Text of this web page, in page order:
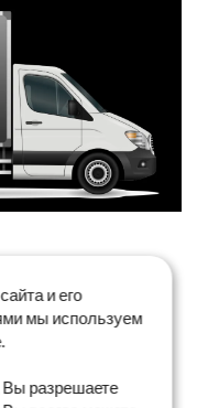
и его
мы используем
разрешаете